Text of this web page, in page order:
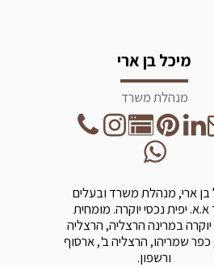
מיכל בן ארי
מנהלת משרד
בן ארי, מנהלת משרד ובעלים
א.א. יפית נכסי יוקרה. מומחית
יוקרה במרינה הרצליה, הרצליה
כפר שמריהו, הרצליה ב', ארסוף
ורשפון.